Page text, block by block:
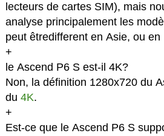
lecteurs de cartes SIM), mais
analyse principalement les
peut êtredifferent en Asie, ou en
+
le Ascend P6 S est-il 4K?
Non, la définition 1280x720 du
du 4K.
+
Est-ce que le Ascend P6 S